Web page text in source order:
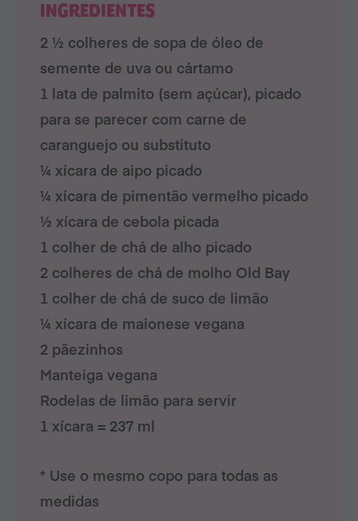
INGREDIENTES
2 ½ colheres de sopa de óleo de
semente de uva ou cártamo
1 lata de palmito (sem açúcar), picado
para se parecer com carne de
caranguejo ou substituto
¼ xícara de aipo picado
¼ xícara de pimentão vermelho picado
½ xícara de cebola picada
1 colher de chá de alho picado
2 colheres de chá de molho Old Bay
1 colher de chá de suco de limão
¼ xícara de maionese vegana
2 pãezinhos
Manteiga vegana
Rodelas de limão para servir
1 xícara = 237 ml
* Use o mesmo copo para todas as
medidas